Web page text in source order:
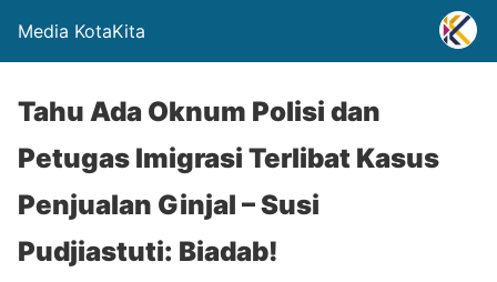
Media KotaKita
Tahu Ada Oknum Polisi dan
Petugas Imigrasi Terlibat Kasus
Penjualan Ginjal – Susi
Pudjiastuti: Biadab!